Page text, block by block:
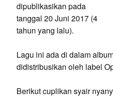
dipublikasikan pada
tanggal 20 Juni 2017 (4
tahun yang lalu).
Lagu ini ada di dalam
didistribusikan oleh label
Berikut cuplikan syair